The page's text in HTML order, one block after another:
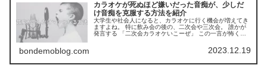
カラオケが死ぬほど嫌いだった音痴が、少しだ
け音痴を克服する方法を紹介
大学生や社会人になると、カラオケに行く機会が増えてき
ますよね。 特に飲み会の後の、二次会や三次会。 誰かが
発言する 「二次会カラオケいこーぜ」 この一言が怖くて
ラオケが死ぬほど嫌いでした。 始めてカラオケに行ったの
は高校生？の頃だったと思います。 友人約１０人くらいだ
人前で歌うのが苦痛でたまりませんでした。 しかし、カラ
bondemoblog.com 2023.12.19